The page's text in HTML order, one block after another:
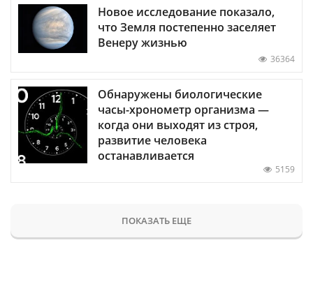
Новое исследование показало,
что Земля постепенно заселяет
Венеру жизнью
36364
Обнаружены биологические
часы-хронометр организма —
когда они выходят из строя,
развитие человека
останавливается
5159
ПОКАЗАТЬ ЕЩЕ